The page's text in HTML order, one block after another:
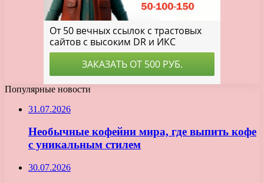
Популярные новости
31.07.2026
Необычные кофейни мира, где выпить кофе
с уникальным стилем
30.07.2026